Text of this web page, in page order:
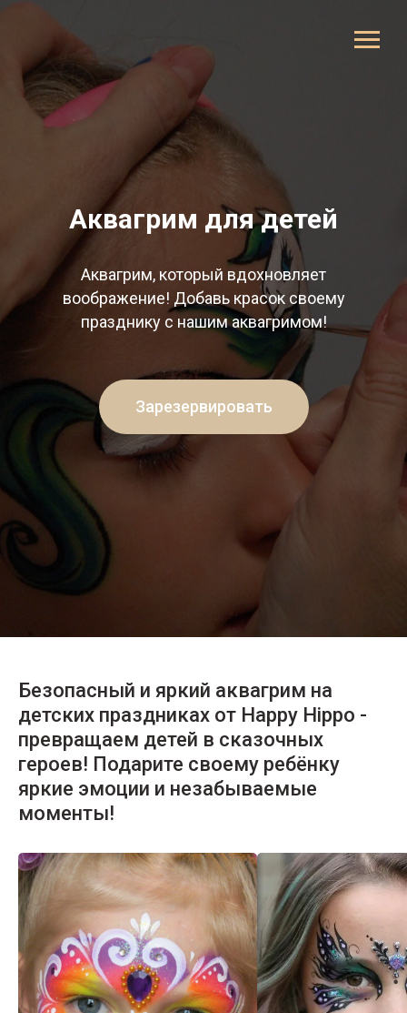
Аквагрим для детей
Аквагрим, который вдохновляет
воображение! Добавь красок своему
празднику с нашим аквагримом!
Зарезервировать
Безопасный и яркий аквагрим на
детских праздниках от Happy Hippo -
превращаем детей в сказочных
героев! Подарите своему ребёнку
яркие эмоции и незабываемые
моменты!